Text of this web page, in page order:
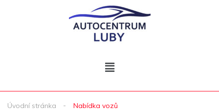
Úvodní stránka Nabídka vozů